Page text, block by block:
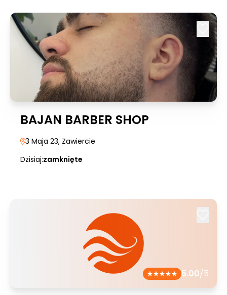
BAJAN BARBER SHOP
3 Maja 23, Zawiercie
Dzisiaj:zamknięte
5.00/5